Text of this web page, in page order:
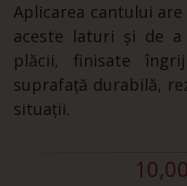
Aplicarea cantului
aceste laturi și de
plăcii, finisate
suprafață durabilă,
situații.